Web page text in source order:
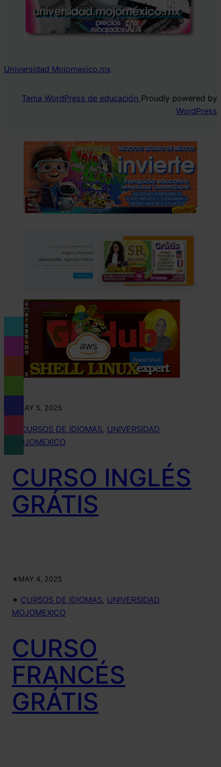
Universidad Mojomexico.mx
Tema WordPress de educación Proudly powered by
WordPress
MAY 5, 2025
CURSOS DE IDIOMAS, UNIVERSIDAD
MOJOMEXICO
CURSO INGLÉS
GRÁTIS
✴︎MAY 4, 2025
✴︎ CURSOS DE IDIOMAS, UNIVERSIDAD
MOJOMEXICO
CURSO
FRANCÉS
GRÁTIS